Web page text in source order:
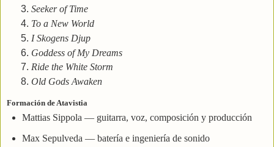
Seeker of Time
To a New World
I Skogens Djup
Goddess of My Dreams
Ride the White Storm
Old Gods Awaken
Formación deAtavistia
Mattias Sippola — guitarra, voz, composición y producción
Max Sepulveda — batería e ingeniería de sonido